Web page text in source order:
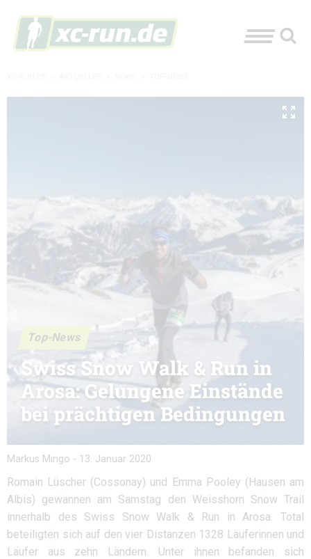
Top-News
Swiss Snow Walk & Run in
Arosa: Gelungene Einstände
bei prächtigen Bedingungen
Markus Mingo - 13. Januar 2020
Romain Lüscher (Cossonay) und Emma Pooley (Hausen am
Albis) gewannen am Samstag den Weisshorn Snow Trail
innerhalb des Swiss Snow Walk & Run in Arosa. Total
beteiligten sich auf den vier Distanzen 1328 Läuferinnen und
Läufer aus zehn Ländern. Unter ihnen befanden sich